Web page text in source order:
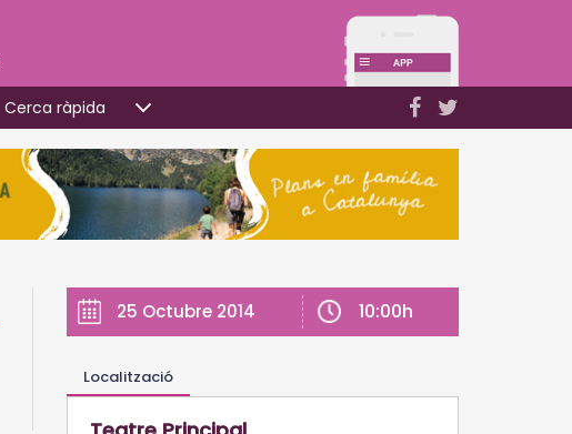
Cerca ràpida
25 Octubre 2014 10:00h
Localització